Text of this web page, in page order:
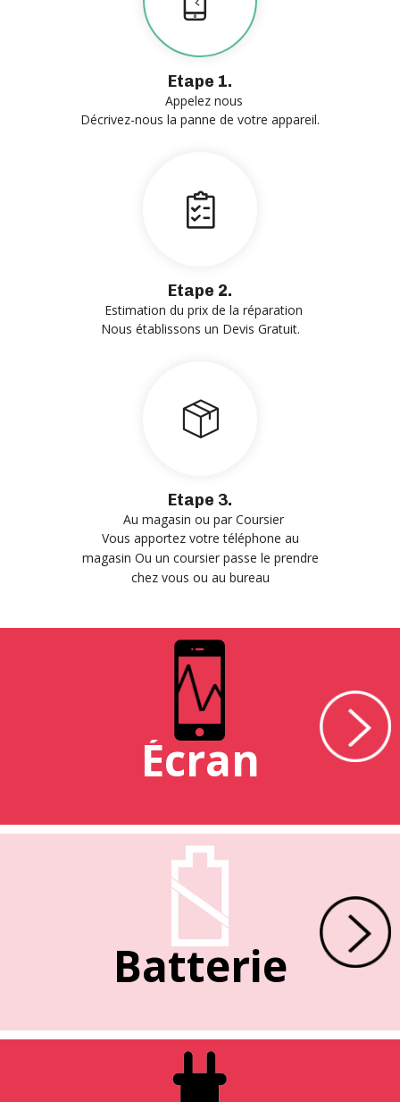
Etape 1.
Appelez nous
Décrivez-nous la panne de votre appareil.
Etape 2.
Estimation du prix de la réparation
Nous établissons un Devis Gratuit.
Etape 3.
Au magasin ou par Coursier
Vous apportez votre téléphone au
magasin Ou un coursier passe le prendre
chez vous ou au bureau
Écran
Batterie